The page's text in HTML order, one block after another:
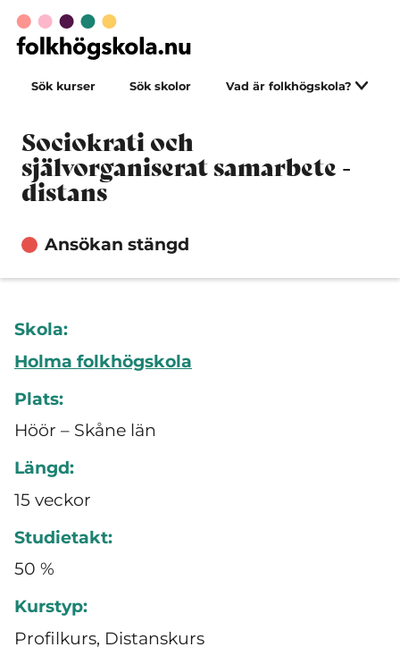
Sök kurser Sök skolor Vad är folkhögskola?
Sociokrati och
självorganiserat samarbete -
distans
Ansökan stängd
Skola:
Holma folkhögskola
Plats:
Höör – Skåne län
Längd:
15 veckor
Studietakt:
50 %
Kurstyp:
Profilkurs, Distanskurs